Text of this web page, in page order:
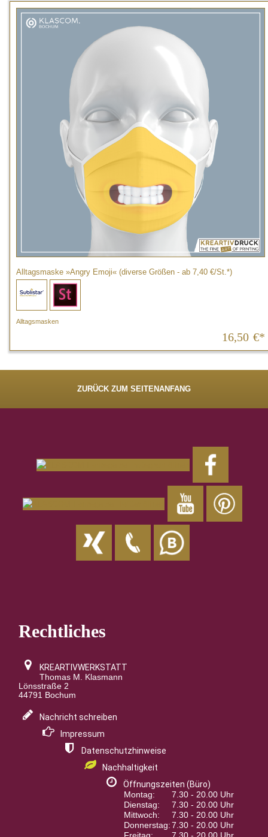
Alltagsmaske »Angry Emoji« (diverse Größen - ab 7,40 €/St.*)
Alltagsmasken
16,50 €*
ZURÜCK ZUM SEITENANFANG
Rechtliches
KREARTIVWERKSTATT
Thomas M. Klasmann
Lönsstraße 2
44791 Bochum
Nachricht schreiben
Impressum
Datenschutzhinweise
Nachhaltigkeit
Öffnungszeiten (Büro)
Montag:
7.30 - 20.00 Uhr
Dienstag:
7.30 - 20.00 Uhr
Mittwoch:
7.30 - 20.00 Uhr
Donnerstag:7.30 - 20.00 Uhr